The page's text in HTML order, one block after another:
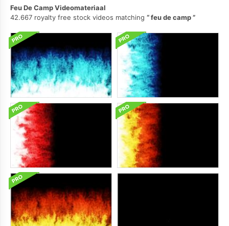
Feu De Camp Videomateriaal
42.667 royalty free stock videos matching
feu de camp